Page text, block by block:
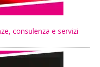
consulenza e servizi